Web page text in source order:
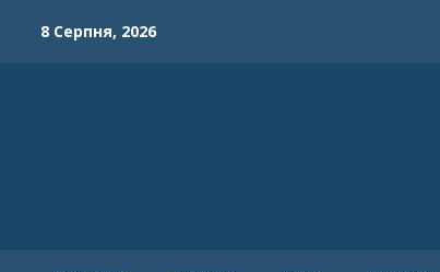
8 Серпня, 2026